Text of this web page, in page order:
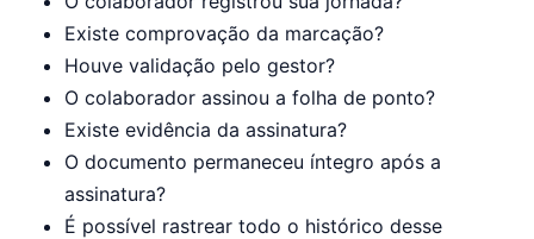
Existe comprovação da marcação?
Houve validação pelo gestor?
O colaborador assinou a folha de ponto?
Existe evidência da assinatura?
O documento permaneceu íntegro após a
assinatura?
É possível rastrear todo o histórico desse